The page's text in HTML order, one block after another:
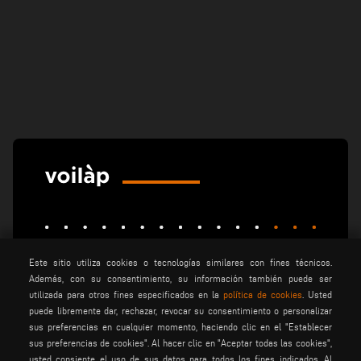
elumatec emmegi
emmegisoft
imecon
keraglass
mappi
motiqa
pladway
someco
Este sitio utiliza cookies o tecnologías similares con fines técnicos.
Además, con su consentimiento, su información también puede ser
utilizada para otros fines especificados en la política de cookies . Usted
puede libremente dar, rechazar, revocar su consentimiento o personalizar
sus preferencias en cualquier momento, haciendo clic en el "Establecer
sus preferencias de cookies". Al hacer clic en "Aceptar todas las cookies",